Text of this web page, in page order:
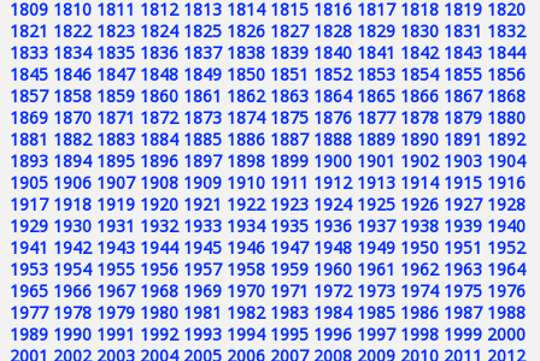
1809 1810 1811 1812 1813 1814 1815 1816 1817 1818 1819 1820
1821 1822 1823 1824 1825 1826 1827 1828 1829 1830 1831 1832
1833 1834 1835 1836 1837 1838 1839 1840 1841 1842 1843 1844
1845 1846 1847 1848 1849 1850 1851 1852 1853 1854 1855 1856
1857 1858 1859 1860 1861 1862 1863 1864 1865 1866 1867 1868
1869 1870 1871 1872 1873 1874 1875 1876 1877 1878 1879 1880
1881 1882 1883 1884 1885 1886 1887 1888 1889 1890 1891 1892
1893 1894 1895 1896 1897 1898 1899 1900 1901 1902 1903 1904
1905 1906 1907 1908 1909 1910 1911 1912 1913 1914 1915 1916
1917 1918 1919 1920 1921 1922 1923 1924 1925 1926 1927 1928
1929 1930 1931 1932 1933 1934 1935 1936 1937 1938 1939 1940
1941 1942 1943 1944 1945 1946 1947 1948 1949 1950 1951 1952
1953 1954 1955 1956 1957 1958 1959 1960 1961 1962 1963 1964
1965 1966 1967 1968 1969 1970 1971 1972 1973 1974 1975 1976
1977 1978 1979 1980 1981 1982 1983 1984 1985 1986 1987 1988
1989 1990 1991 1992 1993 1994 1995 1996 1997 1998 1999 2000
2001 2002 2003 2004 2005 2006 2007 2008 2009 2010 2011 2012